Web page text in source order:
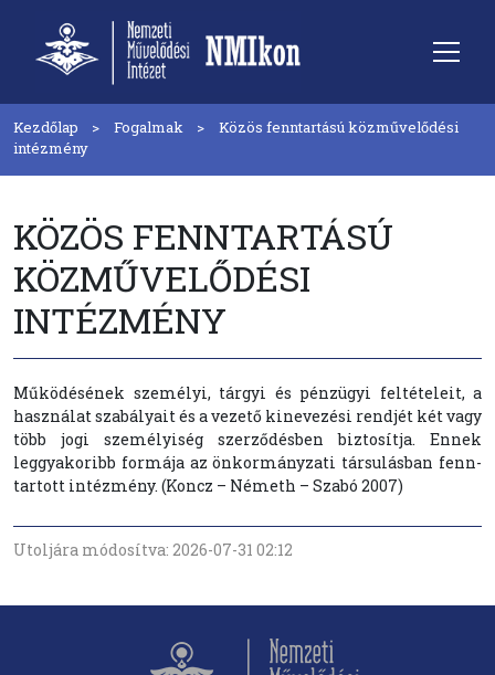
Kezdőlap Fogalmak
Közös fenntartású közművelődési
intézmény
KÖZÖS FENNTARTÁSÚ
KÖZMŰVELŐDÉSI
INTÉZMÉNY
Működésének személyi, tárgyi és pénzügyi feltételeit, a
használat szabályait és a vezető kinevezési rendjét két vagy
több jogi személyiség szerződésben biztosítja. Ennek
leggyakoribb formája az önkormányzati társulásban fenn-
tartott intézmény. (Koncz – Németh – Szabó 2007)
Utoljára módosítva: 2026-07-31 02:12